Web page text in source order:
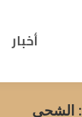
أخبار
الشحي